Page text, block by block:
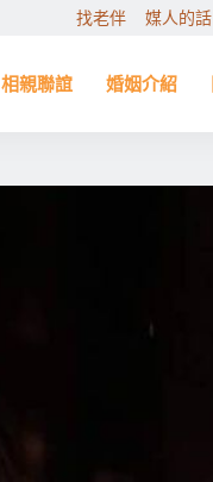
找老伴 媒人的話
相親聯誼 婚姻介紹